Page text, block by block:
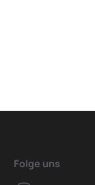
Folge uns